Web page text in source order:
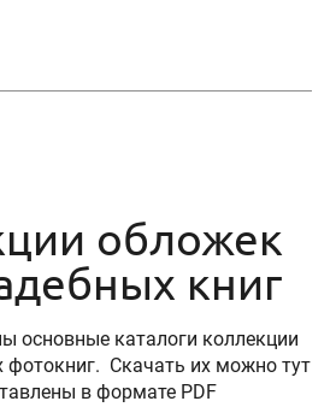
обложек
книг
основные каталоги коллекции
Скачать их можно тут
в формате PDF